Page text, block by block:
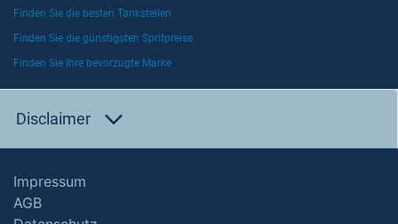
Finden Sie die besten Tankstellen
Finden Sie die günstigsten Spritpreise
Finden Sie Ihre bevorzugte Marke
Disclaimer
Impressum
AGB